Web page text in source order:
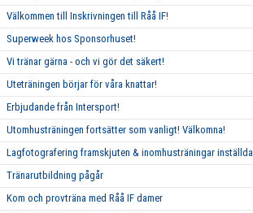
Välkommen till Inskrivningen till Råå IF!
Superweek hos Sponsorhuset!
Vi tränar gärna - och vi gör det säkert!
Uteträningen börjar för våra knattar!
Erbjudande från Intersport!
Utomhusträningen fortsätter som vanligt! Välkomna!
Lagfotografering framskjuten & inomhusträningar inställda
Tränarutbildning pågår
Kom och provträna med Råå IF damer